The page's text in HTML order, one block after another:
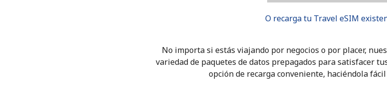
¿Olvidaste tu
O recarga tu Travel eSIM
No importa si estás viajando por negocios o por placer,
variedad de paquetes de datos prepagados para satisfacer
opción de recarga conveniente, haciéndola